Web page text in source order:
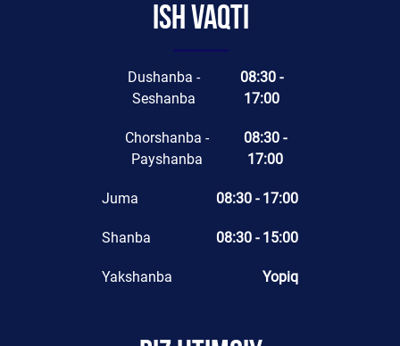
Ish vaqti
Dushanba -
Seshanba
08:30 -
17:00
Chorshanba -
Payshanba
08:30 -
17:00
Juma 08:30 - 17:00
Shanba 08:30 - 15:00
Yakshanba Yopiq